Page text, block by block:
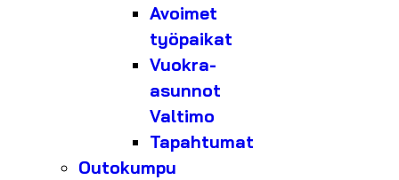
Avoimet
työpaikat
Vuokra-
asunnot
Valtimo
Tapahtumat
Outokumpu